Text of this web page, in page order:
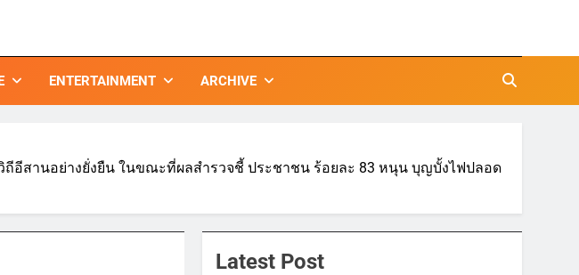
ENTERTAINMENT ARCHIVE
อีสานอย่างยั่งยืน ในขณะที่ผลสำรวจชี้ ประชาชน ร้อยละ 83 หนุน บุญบั้งไฟปลอด
Latest Post